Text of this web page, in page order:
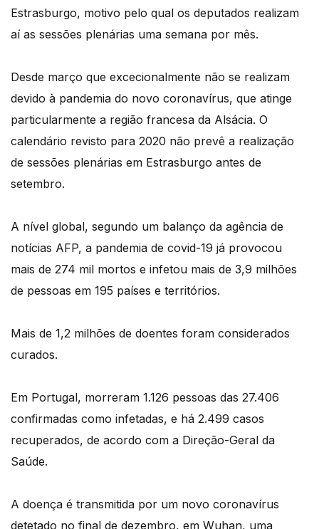
Estrasburgo, motivo pelo qual os deputados realizam
aí as sessões plenárias uma semana por mês.
Desde março que excecionalmente não se realizam
devido à pandemia do novo coronavírus, que atinge
particularmente a região francesa da Alsácia. O
calendário revisto para 2020 não prevê a realização
de sessões plenárias em Estrasburgo antes de
setembro.
A nível global, segundo um balanço da agência de
notícias AFP, a pandemia de covid-19 já provocou
mais de 274 mil mortos e infetou mais de 3,9 milhões
de pessoas em 195 países e territórios.
Mais de 1,2 milhões de doentes foram considerados
curados.
Em Portugal, morreram 1.126 pessoas das 27.406
confirmadas como infetadas, e há 2.499 casos
recuperados, de acordo com a Direção-Geral da
Saúde.
A doença é transmitida por um novo coronavírus
detetado no final de dezembro, em Wuhan, uma